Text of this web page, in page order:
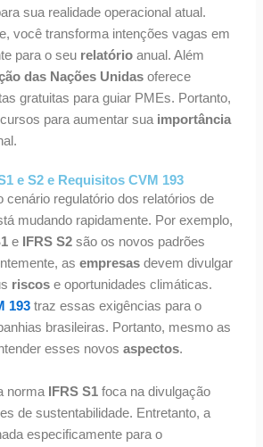
sua realidade operacional atual.
você transforma intenções vagas em
para o seu relatório anual. Além
das Nações Unidas oferece
gratuitas para guiar PMEs. Portanto,
para aumentar sua importância
e S2 e Requisitos CVM 193
cenário regulatório dos relatórios de
mudando rapidamente. Por exemplo,
e IFRS S2 são os novos padrões
asempresas devem divulgar
riscos e oportunidades climáticas.
193 traz essas exigências para o
brasileiras. Portanto, mesmo as
esses novosaspectos.
norma IFRS S1 foca na divulgação
de sustentabilidade. Entretanto, a
especificamente para o